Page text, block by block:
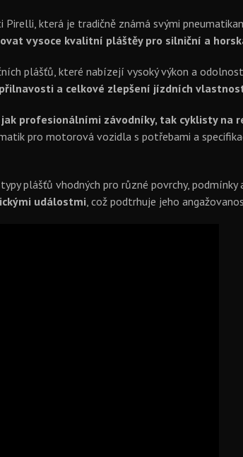
která je tradičně známá svými
vysoce kvalitní pláštěy pro silniční a
plášťů, které nabízejí vysoký výkon a
a celkové zlepšení jízdních
profesionálními závodníky, tak cyklisty na
pro motorová vozidla s potřebami a
plášťů vhodných pro různé povrchy, podmínky
událostmi , což podtrhuje jeho